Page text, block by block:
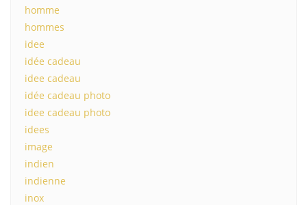
homme
hommes
idee
idée cadeau
idee cadeau
idée cadeau photo
idee cadeau photo
idees
image
indien
indienne
inox